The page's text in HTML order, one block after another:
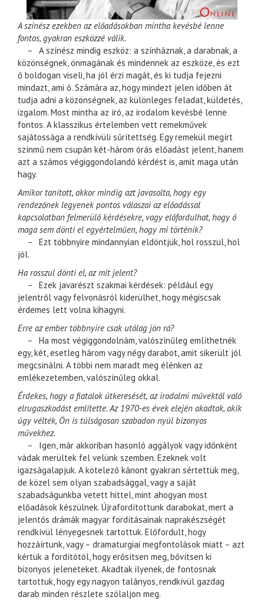
A színész ezekben az előadásokban mintha kevésbé lenne
fontos, gyakran eszközzé válik.
– A színész mindig eszköz: a színháznak, a darabnak, a
közönségnek, önmagának és mindennek az eszköze, és ezt
ő boldogan viseli, ha jól érzi magát, és ki tudja fejezni
mindazt, ami ő. Számára az, hogy mindezt jelen időben át
tudja adni a közönségnek, az különleges feladat, küldetés,
izgalom. Most mintha az író, az irodalom kevésbé lenne
fontos. A klasszikus értelemben vett remekművek
sajátossága a rendkívüli sűrítettség. Egy remekül megírt
színmű nem csupán két-három órás előadást jelent, hanem
azt a számos végiggondolandó kérdést is, amit maga után
hagy.
Amikor tanított, akkor mindig azt javasolta, hogy egy
rendezőnek legyenek pontos válaszai az előadással
kapcsolatban felmerülő kérdésekre, vagy előfordulhat, hogy ő
maga sem dönti el egyértelműen, hogy mi történik?
– Ezt többnyire mindannyian eldöntjük, hol rosszul, hol
jól.
Ha rosszul dönti el, az mit jelent?
– Ezek javarészt szakmai kérdések: például egy
jelentről vagy felvonásról kiderülhet, hogy mégiscsak
érdemes lett volna kihagyni.
Erre az ember többnyire csak utólag jön rá?
– Ha most végiggondolnám, valószínűleg említhetnék
egy, két, esetleg három vagy négy darabot, amit sikerült jól
megcsinálni. A többi nem maradt meg élénken az
emlékezetemben, valószínűleg okkal.
Érdekes, hogy a fiatalok útkeresését, az irodalmi művektől való
elrugaszkodást említette. Az 1970-es évek elején akadtak, akik
úgy vélték, Ön is túlságosan szabadon nyúl bizonyos
művekhez.
– Igen, már akkoriban hasonló aggályok vagy időnként
vádak merültek fel velünk szemben. Ezeknek volt
igazságalapjuk. A kötelező kánont gyakran sértettük meg,
de közel sem olyan szabadsággal, vagy a saját
szabadságunkba vetett hittel, mint ahogyan most
előadások készülnek. Újrafordítottunk darabokat, mert a
jelentős drámák magyar fordításainak naprakészségét
rendkívül lényegesnek tartottuk. Előfordult, hogy
hozzáírtunk, vagy – dramaturgiai megfontolások miatt – azt
kértük a fordítótól, hogy erősítsen meg, bővítsen ki
bizonyos jeleneteket. Akadtak ilyenek, de fontosnak
tartottuk, hogy egy nagyon talányos, rendkívül gazdag
darab minden részlete szólaljon meg.